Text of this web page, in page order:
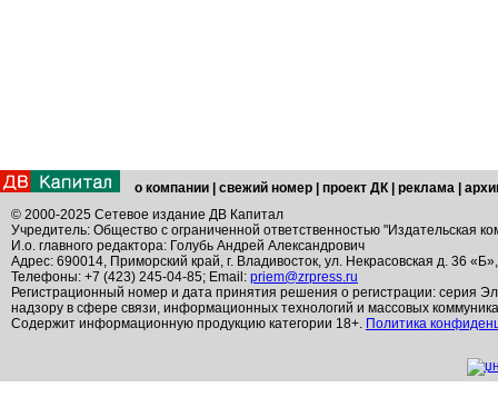
о компании свежий номер проект ДК реклама
© 2000-2025 Сетевое издание ДВ Капитал
Учредитель: Общество с ограниченной ответственностью "Издательская
И.о. главного редактора: Голубь Андрей Александрович
Адрес: 690014, Приморский край, г. Владивосток, ул. Некрасовская д. 36
Телефоны: +7 (423) 245-04-85; Email: priem@zrpress.ru
Регистрационный номер и дата принятия решения о регистрации: серия
надзору в сфере связи, информационных технологий и массовых
Содержит информационную продукцию категории 18+. Политика